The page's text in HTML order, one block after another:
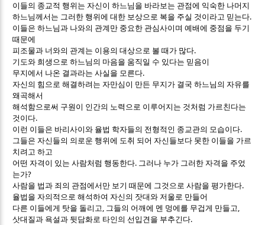
이들의 종교적 행위는 자신이 하느님을 바라보는 관점에 익숙한 나머지
하느님께서는 그러한 행위에 대한 보상으로 복을 주실 것이라고 믿는다.
이들은 하느님과 나와의 관계만 중요한 관심사이며 예배에 중점을 두기
때문에
피조물과 너와의 관계는 이용의 대상으로 볼 때가 많다.
기도와 희생으로 하느님의 마음을 움직일 수 있다는 믿음이
무지에서 나온 결과라는 사실을 모른다.
자신의 힘으로 해결하려는 자만심이 만든 무지가 결국 하느님의 자유를
왜곡해서
해석함으로써 구원이 인간의 노력으로 이루어지는 것처럼 가르친다는
것이다.
이런 이들은 바리사이와 율법 학자들의 전형적인 종교관의 모습이다.
그들은 자신들의 의로운 행위에 도취 되어 자신들보다 못한 이들을 가르
치려고 하고
어떤 자격이 있는 사람처럼 행동한다. 그러나 누가 그러한 자격을 주었
는가?
사람을 법과 죄의 관점에서만 보기 때문에 그것으로 사람을 평가한다.
율법을 자의적으로 해석하여 자신의 잣대와 저울로 만들어
다른 이들에게 탓을 돌리고 , 그들의 어깨에 멘 멍에를 무겁게 만들고 ,
삿대질과 욕설과 뒷담화로 타인의 선입견을 부추긴다.